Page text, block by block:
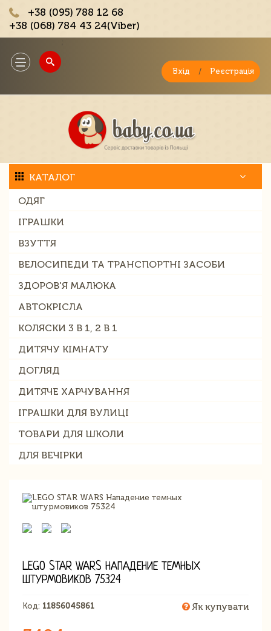
+38 (095) 788 12 68
+38 (068) 784 43 24(Viber)
Toggle
navigation
Вхід / Реєстрація
КАТАЛОГ
ОДЯГ
ІГРАШКИ
ВЗУТТЯ
ВЕЛОСИПЕДИ ТА ТРАНСПОРТНІ ЗАСОБИ
ЗДОРОВ'Я МАЛЮКА
АВТОКРІСЛА
КОЛЯСКИ 3 В 1, 2 В 1
ДИТЯЧУ КІМНАТУ
ДОГЛЯД
ДИТЯЧЕ ХАРЧУВАННЯ
ІГРАШКИ ДЛЯ ВУЛИЦІ
ТОВАРИ ДЛЯ ШКОЛИ
ДЛЯ ВЕЧІРКИ
LEGO STAR WARS НАПАДЕНИЕ ТЕМНЫХ
ШТУРМОВИКОВ 75324
Код: 11856045861 Як купувати